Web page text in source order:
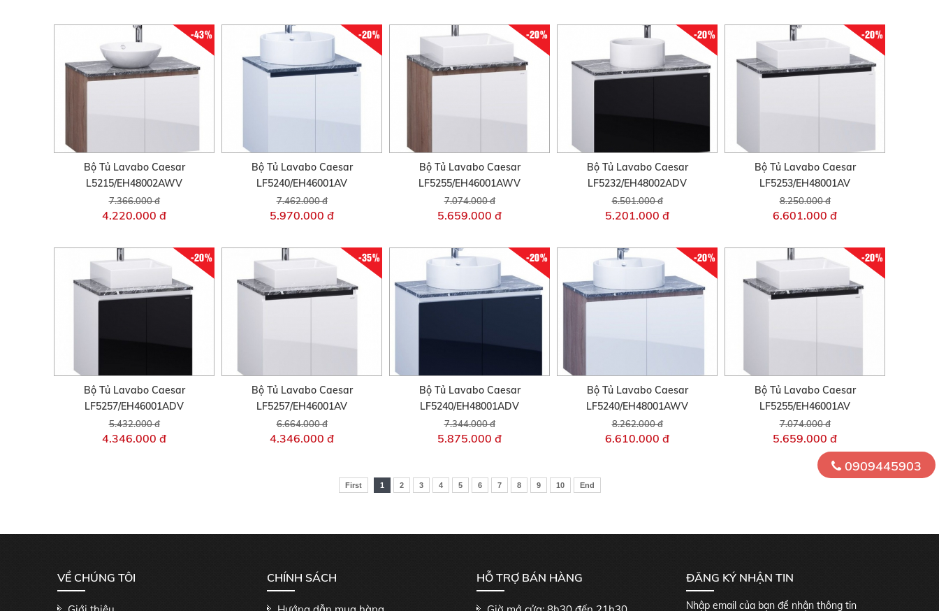
-43%
Bộ Tủ Lavabo Caesar
L5215/EH48002AWV
7.366.000 đ
4.220.000 đ
-20%
Bộ Tủ Lavabo Caesar
LF5240/EH46001AV
7.462.000 đ
5.970.000 đ
-20%
Bộ Tủ Lavabo Caesar
LF5255/EH46001AWV
7.074.000 đ
5.659.000 đ
-20%
Bộ Tủ Lavabo Caesar
LF5232/EH48002ADV
6.501.000 đ
5.201.000 đ
-20%
Bộ Tủ Lavabo Caesar
LF5253/EH48001AV
8.250.000 đ
6.601.000 đ
-20%
Bộ Tủ Lavabo Caesar
LF5257/EH46001ADV
5.432.000 đ
4.346.000 đ
-35%
Bộ Tủ Lavabo Caesar
LF5257/EH46001AV
6.664.000 đ
4.346.000 đ
-20%
Bộ Tủ Lavabo Caesar
LF5240/EH48001ADV
7.344.000 đ
5.875.000 đ
-20%
Bộ Tủ Lavabo Caesar
LF5240/EH48001AWV
8.262.000 đ
6.610.000 đ
-20%
Bộ Tủ Lavabo Caesar
LF5255/EH46001AV
7.074.000 đ
5.659.000 đ
First 1 2 3 4 5 6 7 8 9 10 End
VỀ CHÚNG TÔI CHÍNH SÁCH HỖ TRỢ BÁN HÀNG ĐĂNG KÝ NHẬN TIN
Nhập email của bạn để nhận thông tin
0909445903